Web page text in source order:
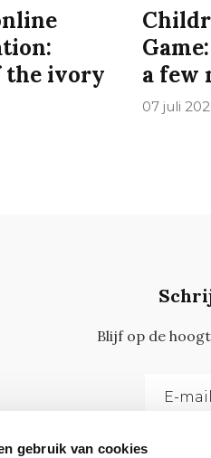
gebruik van cookies
the ivory
a few
07 juli
Blijf op de